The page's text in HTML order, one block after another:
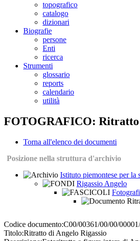
topografico
catalogo
dizionari
Biografie
persone
Enti
ricerca
Strumenti
glossario
reports
calendario
utilità
FOTOGRAFICO: Ritratto
Torna all'elenco dei documenti
Posizione nella struttura d'archivio
Istituto piemontese per la
Rigassio Angelo
Codice documento:C00/00361/00/00/
Titolo:Ritratto di Angelo Rigassio